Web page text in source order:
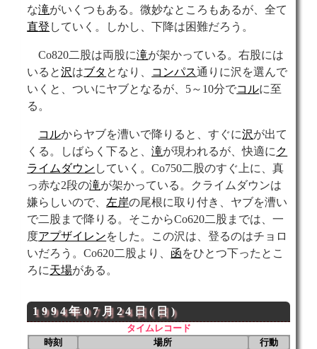
な滝がいくつもある。微妙なところもあるが、全て
直登 していく。しかし、下降は困難だろう。
Co820二股は両股に滝が架かっている。右股には
いると沢はブタ となり、 コンパス通りに沢を選んで
いくと、ついにヤブとなるが、5～10分でコルに至
る。
コルからヤブを漕いで降りると、すぐに沢が出て
くる。しばらく下ると、滝が現われるが、快適に ク
ライムダウン していく。Co750二股のすぐ上に、真
っ赤な2段の滝が架かっている。クライムダウンは
嫌らしいので、 左岸の尾根に取り付き、ヤブを漕い
で二股まで降りる。そこからCo620二股までは、一
度アプザイレンをした。この沢は、登るのはチョロ
いだろう。Co620二股より、 函をひとつ下ったとこ
ろに天場がある。
1994年07月24日(日)
タイムレコード
時刻
場所
行動